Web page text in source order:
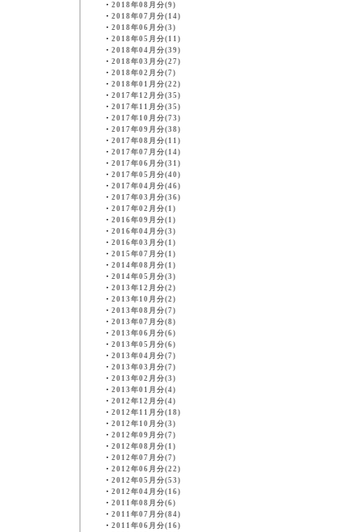
・ 2018年08月分(9)
・ 2018年07月分(14)
・ 2018年06月分(3)
・ 2018年05月分(11)
・ 2018年04月分(39)
・ 2018年03月分(27)
・ 2018年02月分(7)
・ 2018年01月分(22)
・ 2017年12月分(35)
・ 2017年11月分(35)
・ 2017年10月分(73)
・ 2017年09月分(38)
・ 2017年08月分(11)
・ 2017年07月分(14)
・ 2017年06月分(31)
・ 2017年05月分(40)
・ 2017年04月分(46)
・ 2017年03月分(36)
・ 2017年02月分(1)
・ 2016年09月分(1)
・ 2016年04月分(3)
・ 2016年03月分(1)
・ 2015年07月分(1)
・ 2014年08月分(1)
・ 2014年05月分(3)
・ 2013年12月分(2)
・ 2013年10月分(2)
・ 2013年08月分(7)
・ 2013年07月分(8)
・ 2013年06月分(6)
・ 2013年05月分(6)
・ 2013年04月分(7)
・ 2013年03月分(7)
・ 2013年02月分(3)
・ 2013年01月分(4)
・ 2012年12月分(4)
・ 2012年11月分(18)
・ 2012年10月分(3)
・ 2012年09月分(7)
・ 2012年08月分(1)
・ 2012年07月分(7)
・ 2012年06月分(22)
・ 2012年05月分(53)
・ 2012年04月分(16)
・ 2011年08月分(6)
・ 2011年07月分(84)
・ 2011年06月分(16)